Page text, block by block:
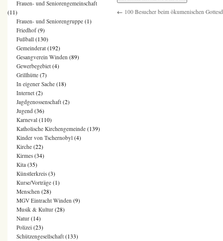
← 100 Besucher beim ökumenischen
Frauen- und Seniorengemeinschaft
(11)
Frauen- und Seniorengruppe (1)
Friedhof(9)
Fußball (130)
Gemeinderat (192)
Gesangverein Winden (89)
Gewerbegebiet (4)
Grillhütte (7)
In eigener Sache (18)
Internet (2)
Jagdgenossenschaft (2)
Jugend (36)
Karneval (110)
Katholische Kirchengemeinde (139)
Kinder von Tschernobyl (4)
Kirche (22)
Kirmes (34)
Kita (35)
Künstlerkreis (3)
Kurse/Vorträge (1)
Menschen (28)
MGV Eintracht Winden (9)
Musik & Kultur (28)
Natur (14)
Polizei (23)
Schützengesellschaft (133)